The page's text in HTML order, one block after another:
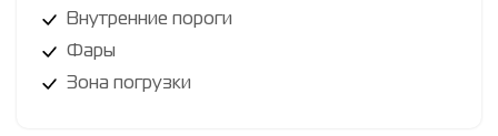
Внутренние пороги
Фары
Зона погрузки